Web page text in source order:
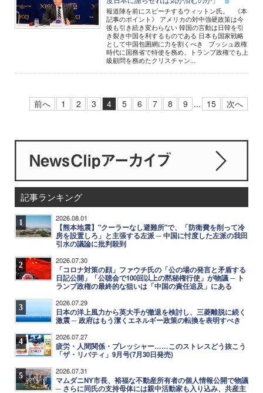
報道陣を前にスピーチするウィットン氏。 《本
記事のポイント》 アメリカの対中強硬政策は今
後も引き続き変わらない 韓国の言動は日韓を引
き裂き中国を利するものである 日本も国家戦略
として中国包囲網に力を割くべき ブッシュ政権
時代に国務省で特使を務め、トランプ政権でも上
級顧問を務めたクリスチャン...
前へ 1 2 3 4 5 6 7 8 9 ... 15 次へ
記事ランキング
1 2026.08.01
【熊本地震】"クーラーなし避難所"で、「防衛費を削って冷
房を設置しろ」と主張する左派 ─ 中国に忖度した左派の我田
引水の議論に批判殺到
2 2026.07.30
「コロナ対策の顔」ファウチ氏の「公の場の発言と矛盾する
日記公開」「公聴会で100回以上の黙秘権行使」が物議 ─ ト
ランプ政権の最終的な狙いは「中国の責任追及」にある
3 2026.07.29
日本の洋上風力から英大手が撤退を検討し、三菱離脱に続く
激震 ─ 政府はもう潔くエネルギー政策の転換を表明すべき
4 2026.07.27
疲労・人間関係・プレッシャー……このストレスどう抜こう
「ザ・リバティ」9月号(7月30日発売)
5 2026.07.31
マムダニNY市長、裕福な不動産所有者の個人情報公開で物議
─ さらに同氏の支持母体には親中活動家も入り込み、共産主